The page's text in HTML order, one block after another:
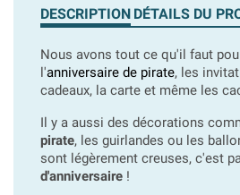
DESCRIPTION DÉTAILS DU
Nous avons tout ce qu'il faut
l'anniversaire de pirate, les
cadeaux, la carte et même les
Il y a aussi des décorations
pirate, les guirlandes ou les
sont légèrement creuses, c'est
d'anniversaire !